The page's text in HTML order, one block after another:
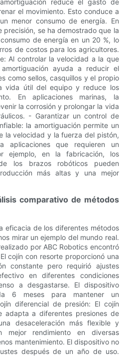
reduce el gasto de
el movimiento. Esto conduce a
menor consumo de energía. En
se ha demostrado que la
de energía en un 20 %, lo
de costos para los agricultores.
Al controlar la velocidad a la que
ayuda a reducir el
como sellos, casquillos y el propio
vida útil del equipo y reduce los
En aplicaciones marinas, la
la corrosión y prolongar la vida
- Garantizar un control de
la amortiguación permite un
la velocidad y la fuerza del pistón,
aplicaciones que requieren un
ejemplo, en la fabricación, los
los brazos robóticos pueden
más altas y una mejor
comparativo de métodos
eficacia de los diferentes métodos
mirar un ejemplo del mundo real.
por ABC Robotics encontró
cojín con resorte proporcionó una
constante pero requirió ajustes
en diferentes condiciones
a desgastarse. El dispositivo
6 meses para mantener un
diferencial de presión: El cojín
adapta a diferentes presiones de
desaceleración más flexible y
mejor rendimiento en diversas
mantenimiento. El dispositivo no
después de un año de uso.